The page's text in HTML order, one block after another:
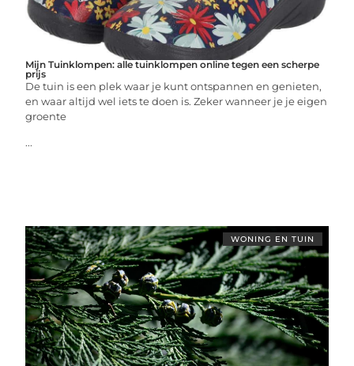
Mijn Tuinklompen: alle tuinklompen online tegen een scherpe
prijs
De tuin is een plek waar je kunt ontspannen en genieten,
en waar altijd wel iets te doen is. Zeker wanneer je je eigen
groente
...
WONING EN TUIN